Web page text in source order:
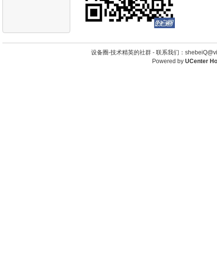
设备圈-技术精英的社群 - 联系我们：
Powered by UCenter